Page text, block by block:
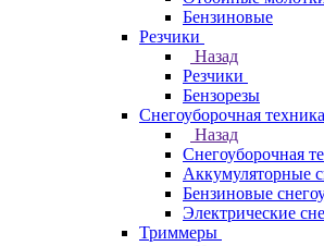
Бензиновые
Резчики
Назад
Резчики
Бензорезы
Снегоуборочная техника
Назад
Снегоуборочная
Аккумуляторные
Бензиновые
Электрические
Триммеры